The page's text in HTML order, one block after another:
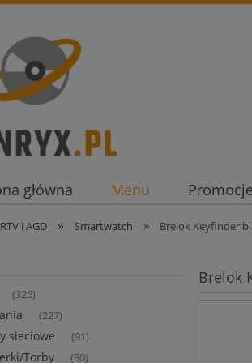
główna Menu
RTV i AGD » Smartwatch » Brelok Keyfinder
(326)
(227)
sieciowe (91)
Torby (30)
Brelok